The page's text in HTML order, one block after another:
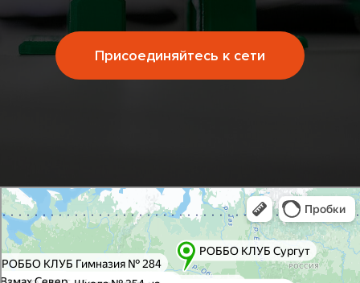
Присоединяйтесь к сети
Яндекс Карты
Яндекс Карты — транспорт, навигация, поиск мест